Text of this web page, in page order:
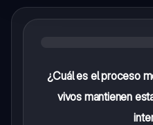
¿Cuál es el proceso
vivos mantienen